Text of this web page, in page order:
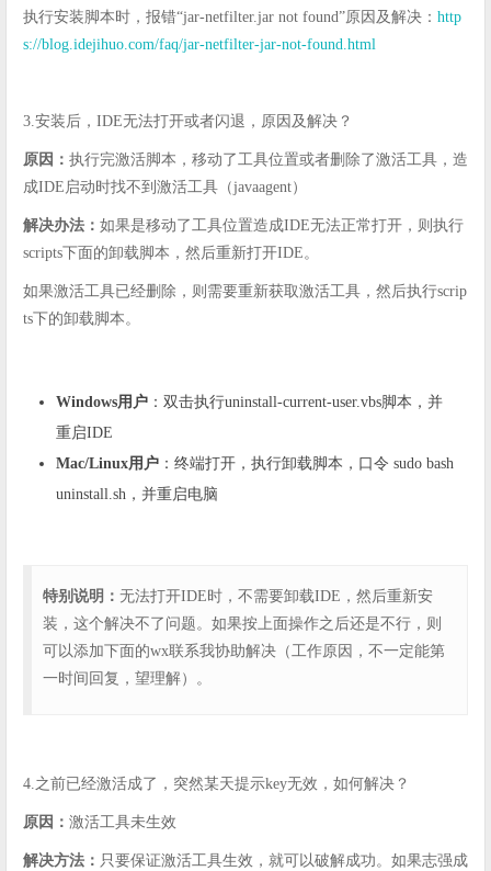
执行安装脚本时，报错“jar-netfilter.jar not found”原因及解决： http
s://blog.idejihuo.com/faq/jar-netfilter-jar-not-found.html
3.安装后，IDE无法打开或者闪退，原因及解决？
原因： 执行完激活脚本，移动了工具位置或者删除了激活工具，造
成IDE启动时找不到激活工具（javaagent）
解决办法： 如果是移动了工具位置造成IDE无法正常打开，则执行
scripts下面的卸载脚本，然后重新打开IDE。
如果激活工具已经删除，则需要重新获取激活工具，然后执行scrip
ts下的卸载脚本。
Windows用户 ：双击执行uninstall-current-user.vbs脚本，并
重启IDE
Mac/Linux用户 ：终端打开，执行卸载脚本，口令 sudo bash
uninstall.sh，并重启电脑
特别说明： 无法打开IDE时，不需要卸载IDE，然后重新安
装，这个解决不了问题。如果按上面操作之后还是不行，则
可以添加下面的wx联系我协助解决（工作原因，不一定能第
一时间回复，望理解）。
4.之前已经激活成了，突然某天提示key无效，如何解决？
原因： 激活工具未生效
解决方法： 只要保证激活工具生效，就可以破解成功。如果志强成